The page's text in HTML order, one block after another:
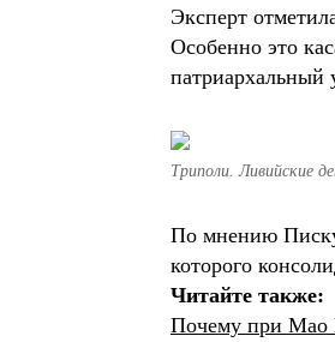
Эксперт
Особенно это
патриархальный
Триполи. Ливийские
По мнению
которого
Читайте также:
Почему при Мао